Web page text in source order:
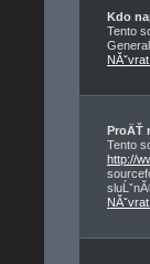
Kdo
Tento
ProÄŤ
Tento
http://